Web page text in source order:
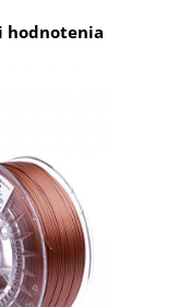
hodnotenia